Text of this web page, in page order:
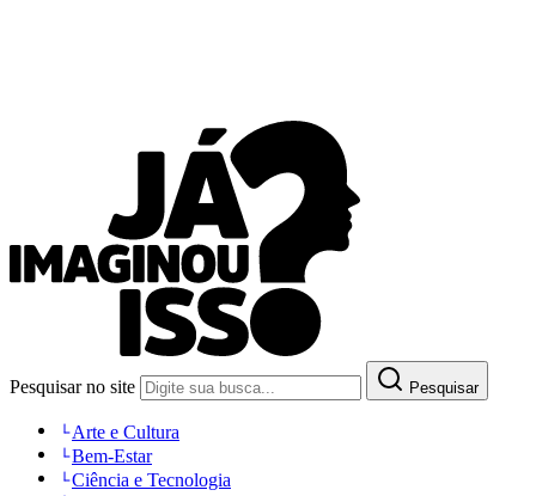
Pesquisar no site Pesquisar
Arte e Cultura
Bem-Estar
Ciência e Tecnologia